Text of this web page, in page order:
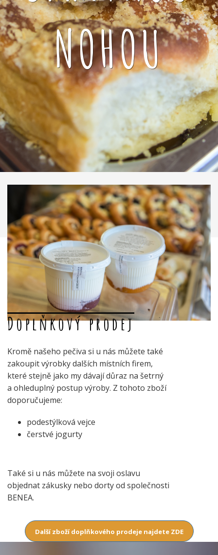
NOHOU
Doplňkový prodej
Kromě našeho pečiva si u nás můžete také
zakoupit výrobky dalších místních firem,
které stejně jako my dávají důraz na šetrný
a ohleduplný postup výroby. Z tohoto zboží
doporučujeme:
podestýlková vejce
čerstvé jogurty
Také si u nás můžete na svoji oslavu
objednat zákusky nebo dorty od společnosti
BENEA.
Další zboží doplňkového prodeje najdete ZDE